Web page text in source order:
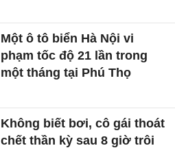
Một ô tô biển Hà Nội vi
phạm tốc độ 21 lần trong
một tháng tại Phú Thọ
Không biết bơi, cô gái thoát
chết thần kỳ sau 8 giờ trôi